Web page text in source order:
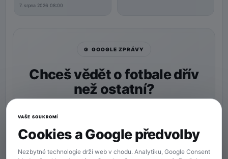
7. srpna 2026 08:00
G GOOGLE ZPRÁVY
Chceš vědět o fotbale dřív
než ostatní?
Více zpráv na Googlu
VAŠE SOUKROMÍ
Cookies a Google předvolby
Nezbytné technologie drží web v chodu. Analytiku, Google Consent